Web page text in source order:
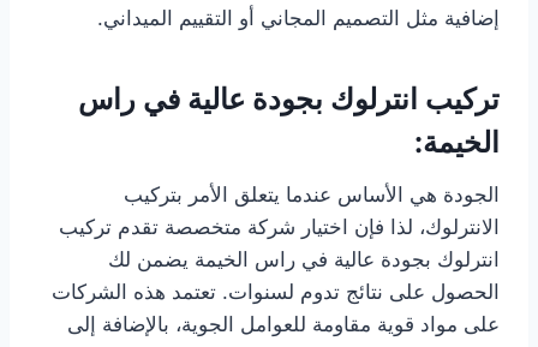
إضافية مثل التصميم المجاني أو التقييم الميداني.
تركيب انترلوك بجودة عالية في راس
الخيمة:
الجودة هي الأساس عندما يتعلق الأمر بتركيب
الانترلوك، لذا فإن اختيار شركة متخصصة تقدم تركيب
انترلوك بجودة عالية في راس الخيمة يضمن لك
الحصول على نتائج تدوم لسنوات. تعتمد هذه الشركات
على مواد قوية مقاومة للعوامل الجوية، بالإضافة إلى